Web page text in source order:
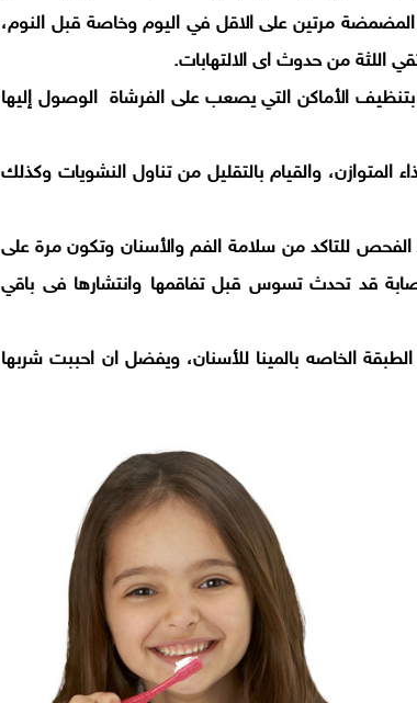
مرتين على الاقل في اليوم وخاصة قبل النوم،
اللثة من حدوث اى الالتهابات.
الأماكن التي يصعب على الفرشاة الوصول إليها
المتوازن، والقيام بالتقليل من تناول النشويات وكذلك
الفحص للتاكد من سلامة الفم والأسنان وتكون مرة على
او إصابة قد تحدث تسوس قبل تفاقمها وانتشارها فى باقي
الخاصه بالمينا للأسنان، ويفضل ان احببت شربها